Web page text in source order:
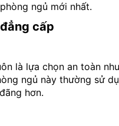
ngủ mới nhất.
cấp
là lựa chọn an toàn
ngủ này thường sử
hơn.